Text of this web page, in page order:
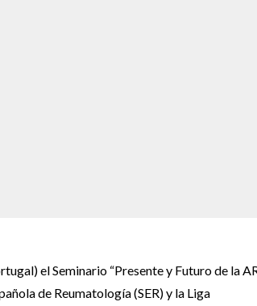
el Seminario “Presente y Futuro de la
de Reumatología (SER) y la Liga